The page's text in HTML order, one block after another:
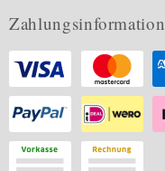
Zahlungsinformation